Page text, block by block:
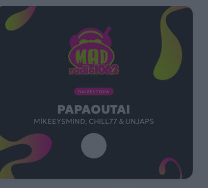
ΠΑΙΖΕΙ ΤΩΡΑ
PAPAOUTAI
MIKEEYSMIND, CHILL77 & UNJAPS